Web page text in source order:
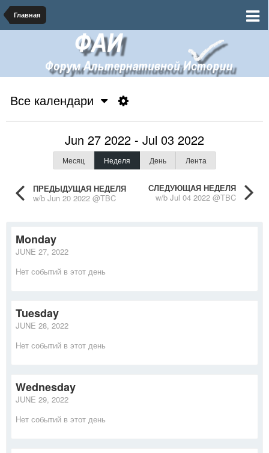
Главная
Все календари
ПРЕДЫДУЩАЯ НЕДЕЛЯ
w/b Jun 20 2022 @TBC
Jun 27 2022 - Jul 03 2022
Месяц Неделя День Лента
СЛЕДУЮЩАЯ НЕДЕЛЯ
w/b Jul 04 2022 @TBC
Monday
JUNE 27, 2022
Нет событий в этот день
Tuesday
JUNE 28, 2022
Нет событий в этот день
Wednesday
JUNE 29, 2022
Нет событий в этот день